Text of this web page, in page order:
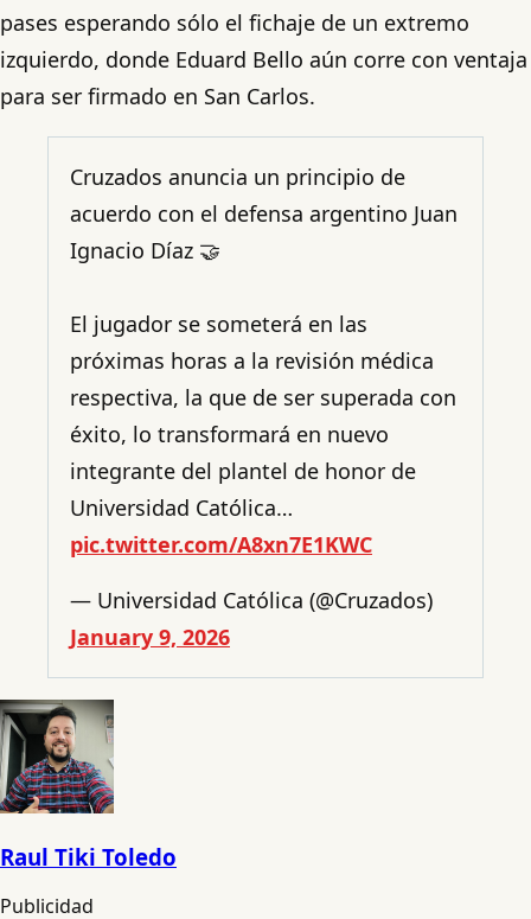
pases esperando sólo el fichaje de un extremo
izquierdo, donde Eduard Bello aún corre con ventaja
para ser firmado en San Carlos.
Cruzados anuncia un principio de
acuerdo con el defensa argentino Juan
Ignacio Díaz 🤝
El jugador se someterá en las
próximas horas a la revisión médica
respectiva, la que de ser superada con
éxito, lo transformará en nuevo
integrante del plantel de honor de
Universidad Católica…
pic.twitter.com/A8xn7E1KWC
— Universidad Católica (@Cruzados)
January 9, 2026
Raul Tiki Toledo
Publicidad